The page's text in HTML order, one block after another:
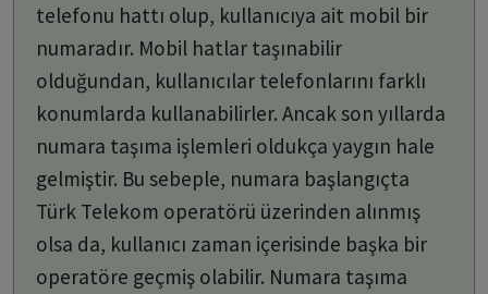
telefonu hattı olup, kullanıcıya ait mobil bir
numaradır. Mobil hatlar taşınabilir
olduğundan, kullanıcılar telefonlarını farklı
konumlarda kullanabilirler. Ancak son yıllarda
numara taşıma işlemleri oldukça yaygın hale
gelmiştir. Bu sebeple, numara başlangıçta
Türk Telekom operatörü üzerinden alınmış
olsa da, kullanıcı zaman içerisinde başka bir
operatöre geçmiş olabilir. Numara taşıma